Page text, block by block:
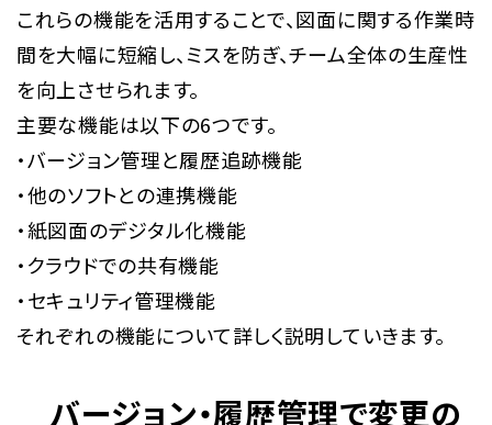
これらの機能を活用することで、図面に関する作業時
間を大幅に短縮し、ミスを防ぎ、チーム全体の生産性
を向上させられます。
主要な機能は以下の6つです。
・バージョン管理と履歴追跡機能
・他のソフトとの連携機能
・紙図面のデジタル化機能
・クラウドでの共有機能
・セキュリティ管理機能
それぞれの機能について詳しく説明していきます。
バージョン・履歴管理で変更の